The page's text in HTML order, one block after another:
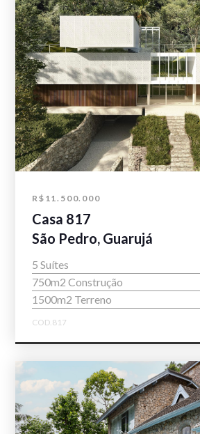
R$11.500.000
Casa 817
São Pedro, Guarujá
5 Suítes
750m2 Construção
1500m2 Terreno
COD.817